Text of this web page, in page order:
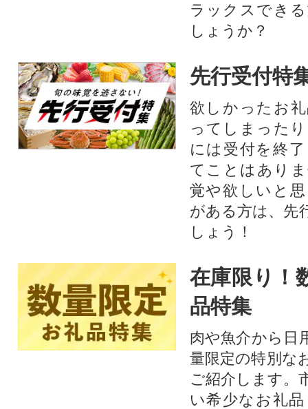
ラックスでき
しょうか？
先行受付特
欲しかったお
ってしまった
には受付を終
てことはあり
覚や欲しいと
がある方は、先
しょう！
在庫限り！
品特集
肉や魚介から日
量限定の特別な
ご紹介します。
い希少なお礼